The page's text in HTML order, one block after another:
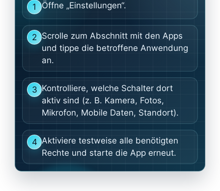
1 Öffne „Einstellungen“.
2 Scrolle zum Abschnitt mit den Apps
und tippe die betroffene Anwendung
an.
3 Kontrolliere, welche Schalter dort
aktiv sind (z. B. Kamera, Fotos,
Mikrofon, Mobile Daten, Standort).
4 Aktiviere testweise alle benötigten
Rechte und starte die App erneut.